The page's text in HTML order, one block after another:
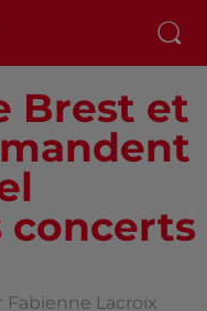
Brest et
concerts
Fabienne Lacroix